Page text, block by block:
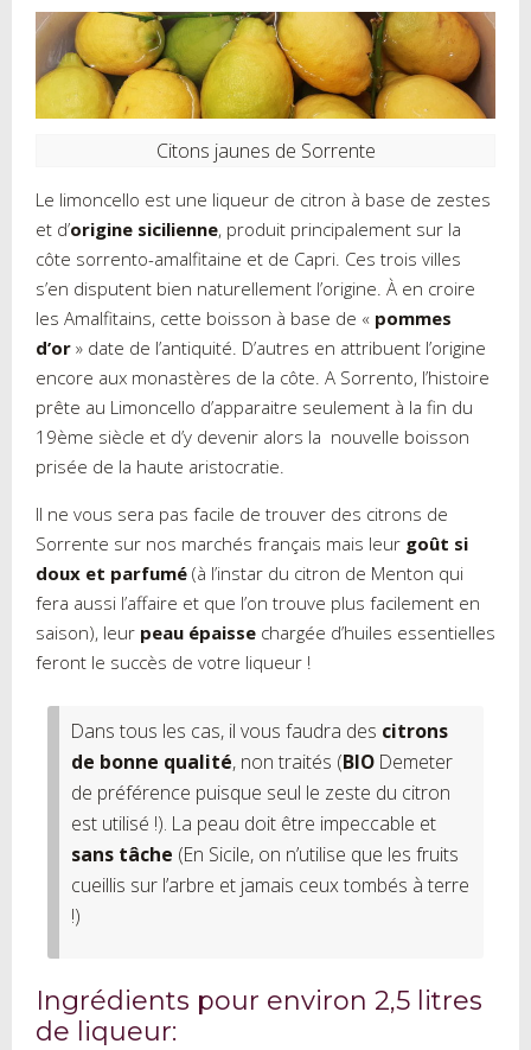
Citons jaunes de Sorrente
Le limoncello est une liqueur de citron à base de zestes
et d’origine sicilienne, produit principalement sur la
côte sorrento-amalfitaine et de Capri. Ces trois villes
s’en disputent bien naturellement l’origine. À en croire
les Amalfitains, cette boisson à base de « pommes
d’or » date de l’antiquité. D’autres en attribuent l’origine
encore aux monastères de la côte. A Sorrento, l’histoire
prête au Limoncello d’apparaitre seulement à la fin du
19ème siècle et d’y devenir alors la nouvelle boisson
prisée de la haute aristocratie.
Il ne vous sera pas facile de trouver des citrons de
Sorrente sur nos marchés français mais leur goût si
doux et parfumé (à l’instar du citron de Menton qui
fera aussi l’affaire et que l’on trouve plus facilement en
saison), leur peau épaisse chargée d’huiles essentielles
feront le succès de votre liqueur !
Dans tous les cas, il vous faudra des citrons
de bonne qualité, non traités (BIO Demeter
de préférence puisque seul le zeste du citron
est utilisé !). La peau doit être impeccable et
sans tâche (En Sicile, on n’utilise que les fruits
cueillis sur l’arbre et jamais ceux tombés à terre
!)
Ingrédients pour environ 2,5 litres
de liqueur: